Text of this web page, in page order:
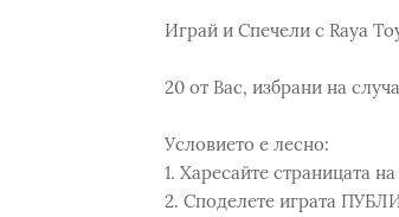
Играй и Спечели с Raya
20 от Вас, избрани на
Условието е лесно:
1. Харесайте страницата
2. Споделете играта